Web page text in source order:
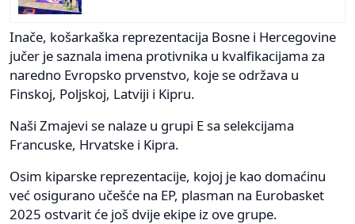
Inače, košarkaška reprezentacija Bosne i Hercegovine
jučer je saznala imena protivnika u kvalfikacijama za
naredno Evropsko prvenstvo, koje se održava u
Finskoj, Poljskoj, Latviji i Kipru.
Naši Zmajevi se nalaze u grupi E sa selekcijama
Francuske, Hrvatske i Kipra.
Osim kiparske reprezentacije, kojoj je kao domaćinu
već osigurano učešće na EP, plasman na Eurobasket
2025 ostvarit će još dvije ekipe iz ove grupe.